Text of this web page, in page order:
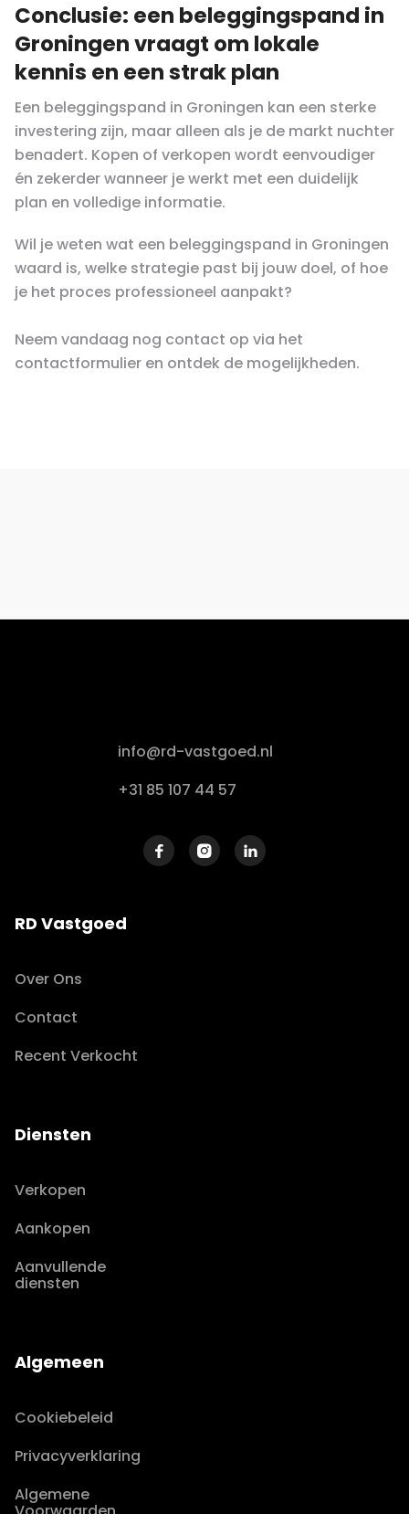
Conclusie: een beleggingspand in
Groningen vraagt om lokale
kennis en een strak plan
Een beleggingspand in Groningen kan een sterke
investering zijn, maar alleen als je de markt nuchter
benadert. Kopen of verkopen wordt eenvoudiger
én zekerder wanneer je werkt met een duidelijk
plan en volledige informatie.
Wil je weten wat een beleggingspand in Groningen
waard is, welke strategie past bij jouw doel, of hoe
je het proces professioneel aanpakt?
Neem vandaag nog contact op via het
contactformulier en ontdek de mogelijkheden.
info@rd-vastgoed.nl
+31 85 107 44 57
  
RD Vastgoed
Over Ons
Contact
Recent Verkocht
Diensten
Verkopen
Aankopen
Aanvullende
diensten
Algemeen
Cookiebeleid
Privacyverklaring
Algemene